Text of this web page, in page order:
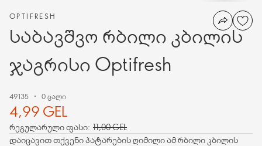
OPTIFRESH
საბავშვო რბილი კბილის
ჯაგრისი Optifresh
49135 0 ცალი
4,99 GEL
რეგულარული ფასი: 11,00 GEL
დაიცავით თქვენი პატარების ღიმილი ამ რბილი კბილის